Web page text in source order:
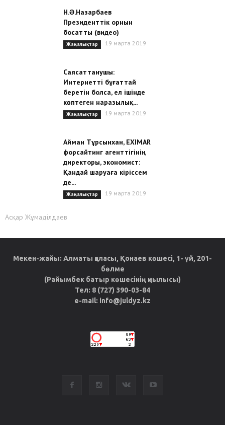
Н.Ə.Назарбаев
Президенттік орнын
босатты (видео)
Жаңалықтар 19 марта 2019
Саясаттанушы:
Интернетті бұғаттай
беретін болса, ел ішінде
көптеген наразылық...
Жаңалықтар 19 марта 2019
Айман Тұрсынхан, EXIMAR
форсайтинг агенттігінің
директоры, экономист:
Қандай шаруаға кіріссем
де...
Жаңалықтар 19 марта 2019
Асқар Жұмаділдаев
Мекен-жайы: Алматы қаласы, Қонаев көшесі, 1- үй, 201-
бөлме
(Райымбек батыр көшесінің қиылысы)
Тел: 8 (727) 390-03-84
e-mail: info@juldyz.kz